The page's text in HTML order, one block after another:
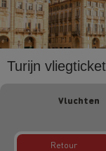
Turijn